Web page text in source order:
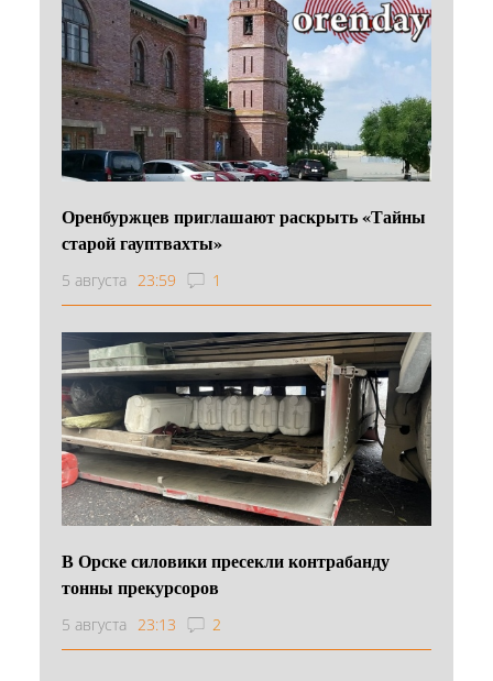
Оренбуржцев приглашают раскрыть «Тайны
старой гауптвахты»
5 августа 23:59 1
В Орске силовики пресекли контрабанду
тонны прекурсоров
5 августа 23:13 2